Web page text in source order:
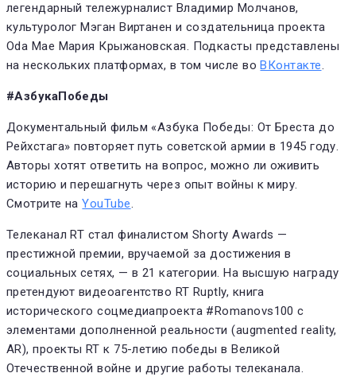
легендарный тележурналист Владимир Молчанов,
культуролог Мэган Виртанен и создательница проекта
Oda Mae Мария Крыжановская. Подкасты представлены
на нескольких платформах, в том числе воВКонтакте.
#АзбукаПобеды
Документальный фильм «Азбука Победы: От Бреста до
Рейхстага» повторяет путь советской армии в 1945 году.
Авторы хотят ответить на вопрос, можно ли оживить
историю и перешагнуть через опыт войны к миру.
Смотрите наYouTube.
Телеканал RT стал финалистом Shorty Awards —
престижной премии, вручаемой за достижения в
социальных сетях, — в 21 категории. На высшую награду
претендуют видеоагентство RT Ruptly, книга
исторического соцмедиапроекта #Romanovs100 с
элементами дополненной реальности (augmented reality,
AR), проекты RT к 75-летию победы в Великой
Отечественной войне и другие работы телеканала.